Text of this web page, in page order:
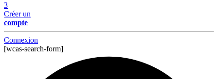
3
Créer un
compte
Connexion
[wcas-search-form]